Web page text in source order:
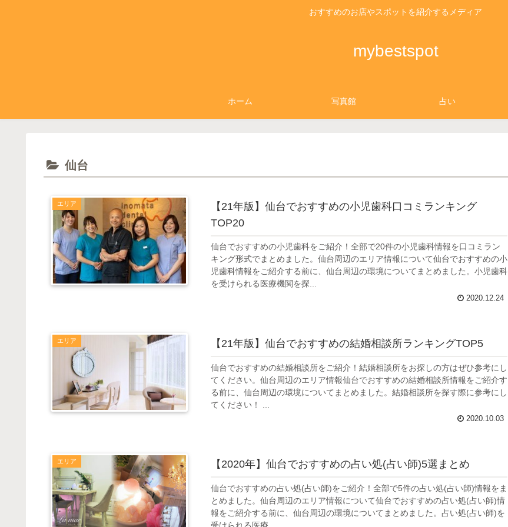
おすすめのお店やスポットを紹介するメディア
mybestspot
ホーム 写真館 占い
仙台
エリア
【21年版】仙台でおすすめの小児歯科口コミランキング
TOP20
仙台でおすすめの小児歯科をご紹介！全部で20件の小児歯科情報を口コミラン
キング形式でまとめました。仙台周辺のエリア情報について仙台でおすすめの小
児歯科情報をご紹介する前に、仙台周辺の環境についてまとめました。小児歯科
を受けられる医療機関を探...
2020.12.24
エリア 【21年版】仙台でおすすめの結婚相談所ランキングTOP5
仙台でおすすめの結婚相談所をご紹介！結婚相談所をお探しの方はぜひ参考にし
てください。仙台周辺のエリア情報仙台でおすすめの結婚相談所情報をご紹介す
る前に、仙台周辺の環境についてまとめました。結婚相談所を探す際に参考にし
てください！ ...
2020.10.03
エリア 【2020年】仙台でおすすめの占い処(占い師)5選まとめ
仙台でおすすめの占い処(占い師)をご紹介！全部で5件の占い処(占い師)情報をま
とめました。仙台周辺のエリア情報について仙台でおすすめの占い処(占い師)情
報をご紹介する前に、仙台周辺の環境についてまとめました。占い処(占い師)を
受けられる医療...